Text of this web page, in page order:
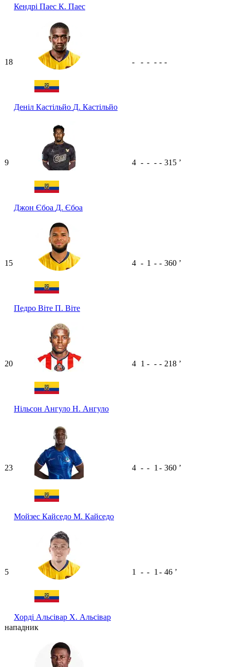
Кендрі Паес К. Паес
18
Деніл Кастільйо Д. Кастільйо
- - - - - -
9
Джон Єбоа Д. Єбоа
4 - - - - 315 ʼ
15
Педро Віте П. Віте
4 - 1 - - 360 ʼ
20
Нільсон Ангуло Н. Ангуло
4 1 - - - 218 ʼ
23
Мойзес Кайседо М. Кайседо
4 - - 1 - 360 ʼ
5
Хорді Альсівар Х. Альсівар
1 - - 1 - 46 ʼ
нападник